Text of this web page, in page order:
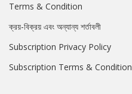
Terms & Condition
ক্রয়-বিক্রয় এবং অন্যান্য শর্তাবলী
Subscription Privacy Policy
Subscription Terms & Condition